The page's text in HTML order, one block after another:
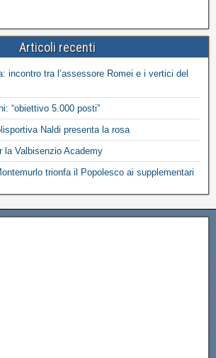
Articoli recenti
incontro tra l’assessore Romei e i vertici del
“obiettivo 5.000 posti”
Naldi presenta la rosa
la Valbisenzio Academy
trionfa il Popolesco ai supplementari